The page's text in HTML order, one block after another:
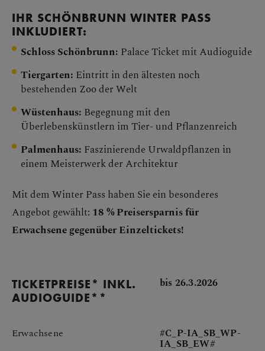
IHR SCHÖNBRUNN WINTER PASS
INKLUDIERT:
Schloss Schönbrunn: Palace Ticket mit Audioguide
Tiergarten: Eintritt in den ältesten noch
bestehenden Zoo der Welt
Wüstenhaus: Begegnung mit den
Überlebenskünstlern im Tier- und Pflanzenreich
Palmenhaus: Faszinierende Urwaldpflanzen in
einem Meisterwerk der Architektur
Mit dem Winter Pass haben Sie ein besonderes
Angebot gewählt: 18 % Preisersparnis für
Erwachsene gegenüber Einzeltickets!
TICKETPREISE* INKL.
AUDIOGUIDE**
bis 26.3.2026
Erwachsene
#C_P-IA_SB_WP-
IA_SB_EW#